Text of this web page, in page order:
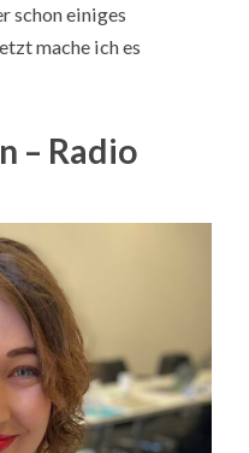
schon einiges
mache ich es
– Radio